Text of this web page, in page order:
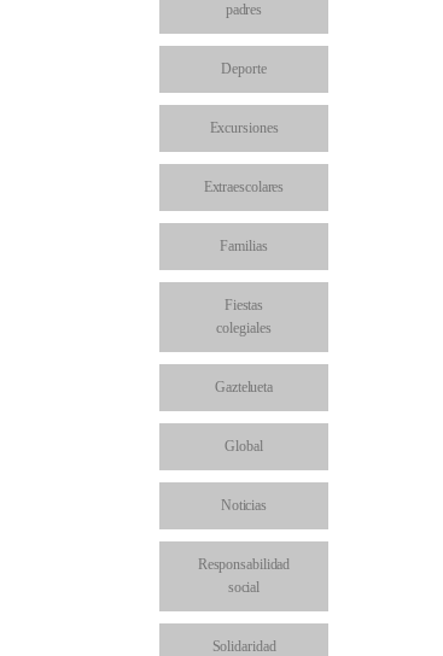
padres
Deporte
Excursiones
Extraescolares
Familias
Fiestas
colegiales
Gaztelueta
Global
Noticias
Responsabilidad
social
Solidaridad